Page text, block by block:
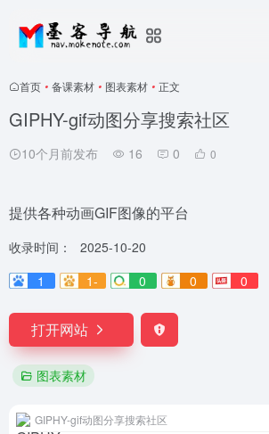
首页 • 备课素材 • 图表素材 • 正文
GIPHY-gif动图分享搜索社区
10个月前发布 16 0 0
提供各种动画GIF图像的平台
收录时间：
2025-10-20
1
1- 0 0 0
打开网站
图表素材
GIPHY-gif动图分享搜索社区